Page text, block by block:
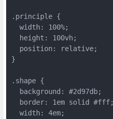
.principle {
  width: 100%;
  height: 100vh;
  position: relative;
}
.shape {
  background: #2d97db;
  border: 1em solid #fff;
  width: 4em;